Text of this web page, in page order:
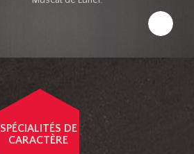
SPÉCIALITÉS DE
CARACTÈRE